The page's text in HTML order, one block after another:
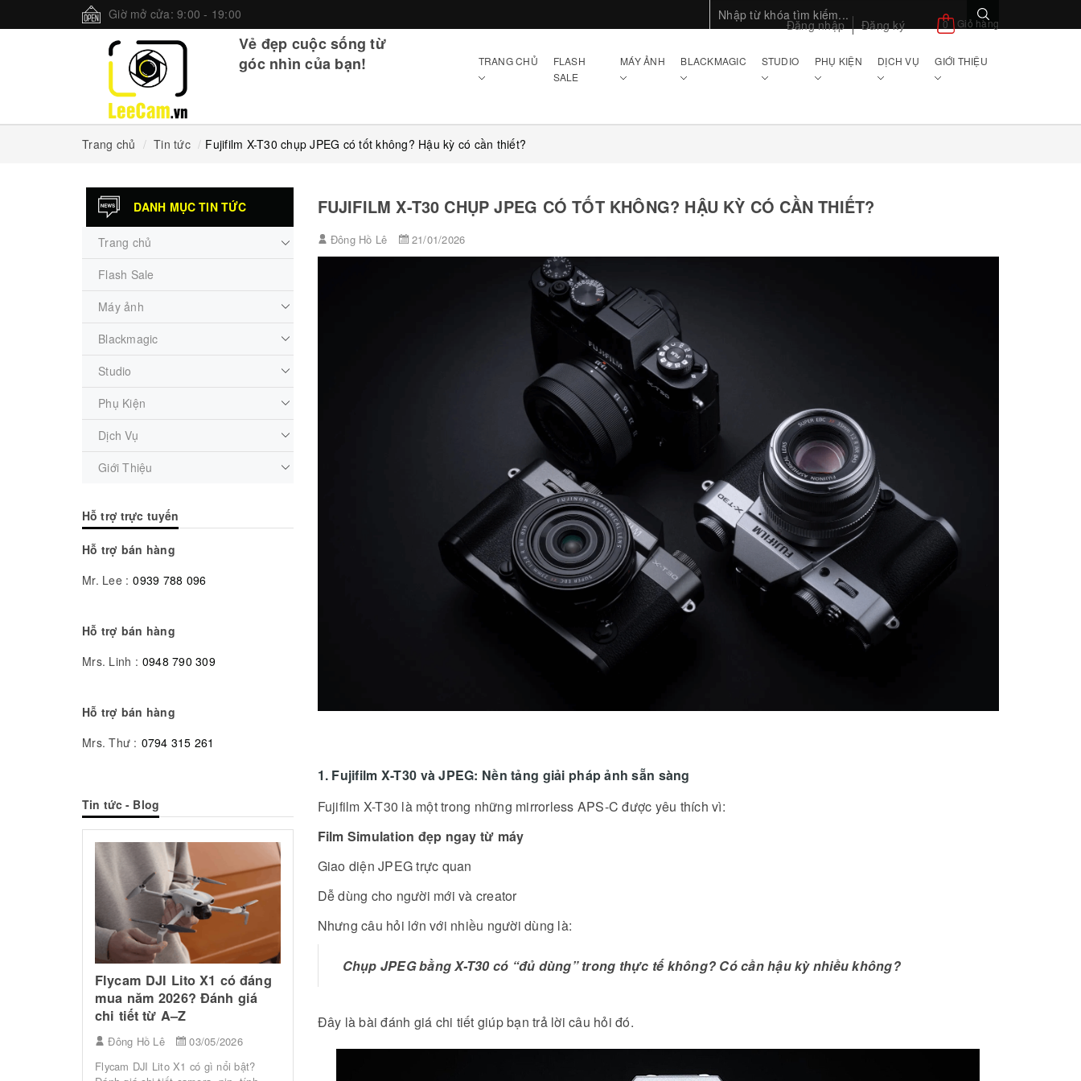
Giờ mở cửa: 9:00 - 19:00
Vẻ đẹp cuộc sống từ
góc nhìn của bạn!
Đăng nhập Đăng ký 0 Giỏ hàng
TRANG CHỦ
FLASH
SALE
MÁY ẢNH BLACKMAGIC STUDIO PHỤ KIỆN DỊCH VỤ GIỚI THIỆU
Trang chủ Tin tức Fujifilm X-T30 chụp JPEG có tốt không? Hậu kỳ có cần thiết?
FUJIFILM X-T30 CHỤP JPEG CÓ TỐT KHÔNG? HẬU KỲ CÓ CẦN THIẾT?
Đông Hồ Lê 21/01/2026
1. Fujifilm X-T30 và JPEG: Nền tảng giải pháp ảnh sẵn sàng
Fujifilm X-T30 là một trong những mirrorless APS-C được yêu thích vì:
Film Simulation đẹp ngay từ máy
Giao diện JPEG trực quan
Dễ dùng cho người mới và creator
Nhưng câu hỏi lớn với nhiều người dùng là:
Chụp JPEG bằng X-T30 có “đủ dùng” trong thực tế không? Có cần hậu kỳ nhiều không?
Đây là bài đánh giá chi tiết giúp bạn trả lời câu hỏi đó.
DANH MỤC TIN TỨC
Trang chủ
Flash Sale
Máy ảnh
Blackmagic
Studio
Phụ Kiện
Dịch Vụ
Giới Thiệu
Hỗ trợ trực tuyến
Hỗ trợ bán hàng
Mr. Lee : 0939 788 096
Hỗ trợ bán hàng
Mrs. Linh : 0948 790 309
Hỗ trợ bán hàng
Mrs. Thư : 0794 315 261
Tin tức - Blog
Flycam DJI Lito X1 có đáng
mua năm 2026? Đánh giá
chi tiết từ A–Z
Đông Hồ Lê
03/05/2026
Flycam DJI Lito X1 có gì nổi bật?
Top Micro Thu Âm Không
Dây Tốt Nhất 2026: Từ "Vlog
Ảnh"
DJI Osmo Mobile 8P Chính
Tracking 8.0
Đông Hồ Lê
07/05/2026